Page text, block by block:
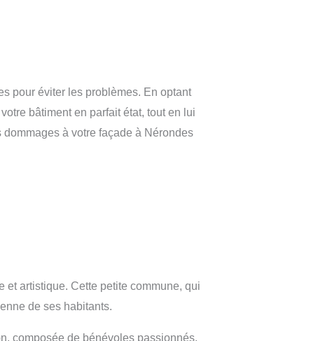
pour éviter les problèmes. En optant
bâtiment en parfait état, tout en lui
à votre façade à Nérondes
et artistique. Cette petite commune, qui
de ses habitants.
composée de bénévoles passionnés,